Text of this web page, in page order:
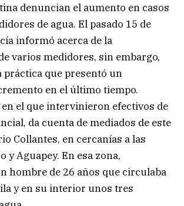
denuncian el aumento en casos
de agua. El pasado 15 de
informó acerca de la
varios medidores, sin embargo,
práctica que presentó un
en el último tiempo.
el que intervinieron efectivos de
da cuenta de mediados de este
Collantes, en cercanías a las
y Aguapey. En esa zona,
hombre de 26 años que circulaba
y en su interior unos tres